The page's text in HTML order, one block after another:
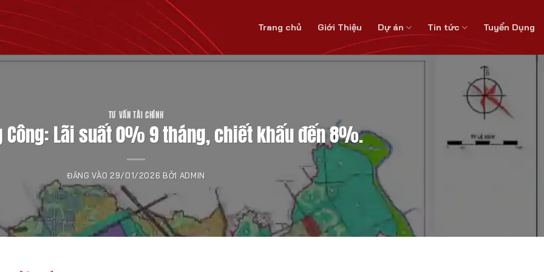
Trang chủ Giới Thiệu Dự án Tin tức Tuyển Dụng
TƯ VẤN TÀI CHÍNH
Công: Lãi suất 0% 9 tháng, chiết khấu đến 8%.
ĐĂNG VÀO 29/01/2026 BỞI ADMIN